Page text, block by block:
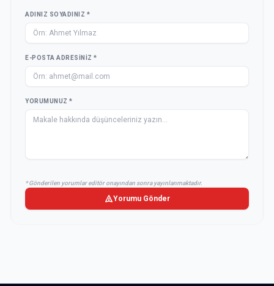
ADINIZ SOYADINIZ *
E-POSTA ADRESINIZ *
YORUMUNUZ *
* Gönderilen yorumlar editör onayından sonra yayınlanmaktadır.
Yorumu Gönder